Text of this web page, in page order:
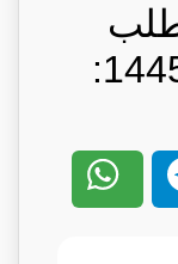
الحرس الوطني 1445: